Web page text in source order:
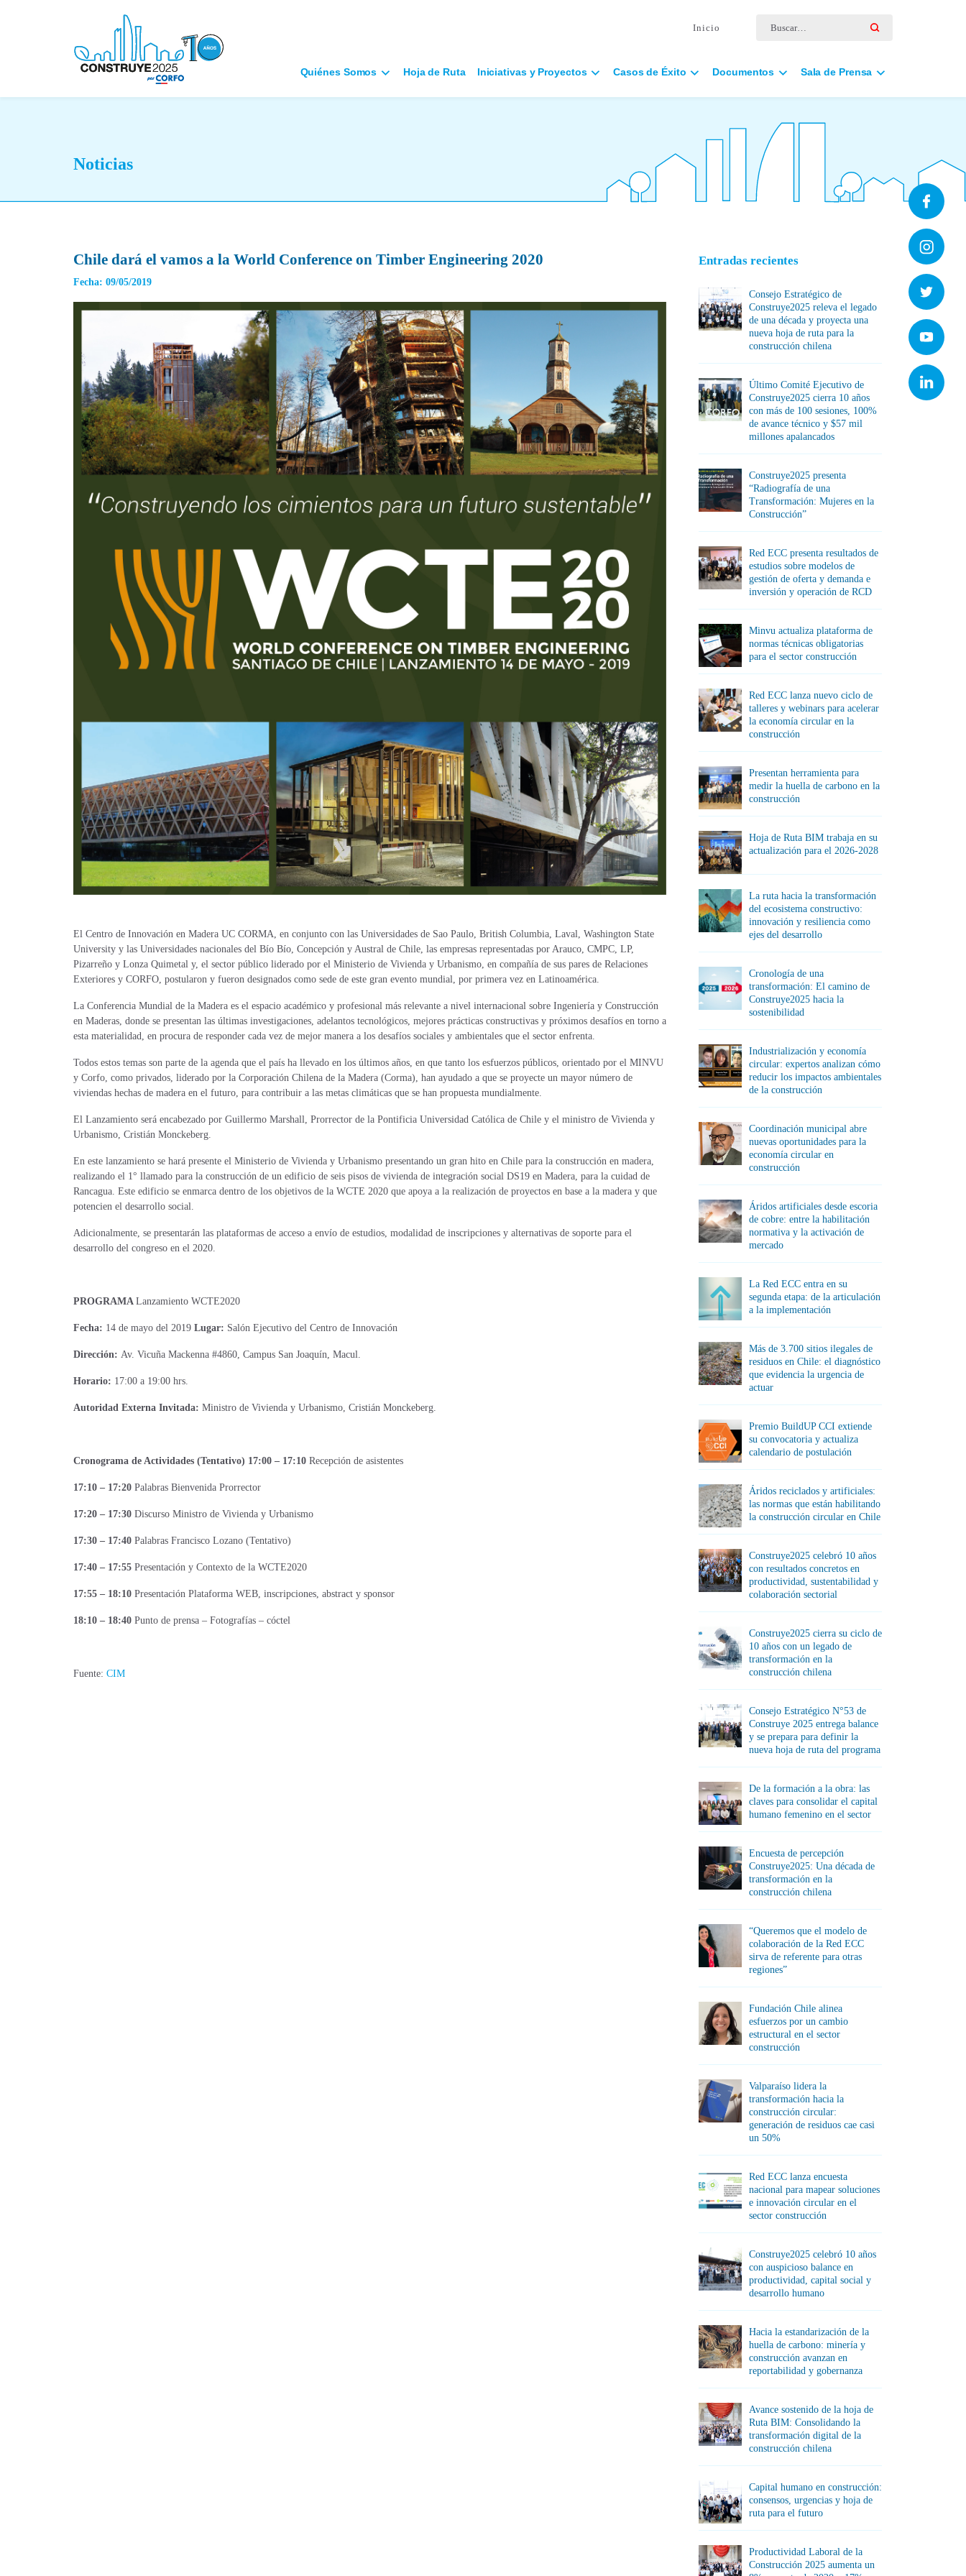
Buscar por:
Inicio
Quiénes Somos Hoja de Ruta Iniciativas y Proyectos Casos de Éxito Documentos Sala de Prensa
Noticias
Chile dará el vamos a la World Conference on Timber Engineering 2020
Fecha: 09/05/2019
El Centro de Innovación en Madera UC CORMA, en conjunto con las Universidades de Sao Paulo, British Columbia, Laval, Washington State
University y las Universidades nacionales del Bío Bío, Concepción y Austral de Chile, las empresas representadas por Arauco, CMPC, LP,
Pizarreño y Lonza Quimetal y, el sector público liderado por el Ministerio de Vivienda y Urbanismo, en compañía de sus pares de Relaciones
Exteriores y CORFO, postularon y fueron designados como sede de este gran evento mundial, por primera vez en Latinoamérica.
La Conferencia Mundial de la Madera es el espacio académico y profesional más relevante a nivel internacional sobre Ingeniería y Construcción
en Maderas, donde se presentan las últimas investigaciones, adelantos tecnológicos, mejores prácticas constructivas y próximos desafíos en torno a
esta materialidad, en procura de responder cada vez de mejor manera a los desafíos sociales y ambientales que el sector enfrenta.
Todos estos temas son parte de la agenda que el país ha llevado en los últimos años, en que tanto los esfuerzos públicos, orientado por el MINVU
y Corfo, como privados, liderado por la Corporación Chilena de la Madera (Corma), han ayudado a que se proyecte un mayor número de
viviendas hechas de madera en el futuro, para contribuir a las metas climáticas que se han propuesta mundialmente.
El Lanzamiento será encabezado por Guillermo Marshall, Prorrector de la Pontificia Universidad Católica de Chile y el ministro de Vivienda y
Urbanismo, Cristián Monckeberg.
En este lanzamiento se hará presente el Ministerio de Vivienda y Urbanismo presentando un gran hito en Chile para la construcción en madera,
realizando el 1° llamado para la construcción de un edificio de seis pisos de vivienda de integración social DS19 en Madera, para la cuidad de
Rancagua. Este edificio se enmarca dentro de los objetivos de la WCTE 2020 que apoya a la realización de proyectos en base a la madera y que
potencien el desarrollo social.
Adicionalmente, se presentarán las plataformas de acceso a envío de estudios, modalidad de inscripciones y alternativas de soporte para el
desarrollo del congreso en el 2020.
PROGRAMA Lanzamiento WCTE2020
Fecha: 14 de mayo del 2019 Lugar: Salón Ejecutivo del Centro de Innovación
Dirección: Av. Vicuña Mackenna #4860, Campus San Joaquín, Macul.
Horario: 17:00 a 19:00 hrs.
Autoridad Externa Invitada: Ministro de Vivienda y Urbanismo, Cristián Monckeberg.
Cronograma de Actividades (Tentativo) 17:00 – 17:10 Recepción de asistentes
17:10 – 17:20 Palabras Bienvenida Prorrector
17:20 – 17:30 Discurso Ministro de Vivienda y Urbanismo
17:30 – 17:40 Palabras Francisco Lozano (Tentativo)
17:40 – 17:55 Presentación y Contexto de la WCTE2020
17:55 – 18:10 Presentación Plataforma WEB, inscripciones, abstract y sponsor
18:10 – 18:40 Punto de prensa – Fotografías – cóctel
Fuente: CIM
Entradas recientes
Consejo Estratégico de
Construye2025 releva el legado
de una década y proyecta una
nueva hoja de ruta para la
construcción chilena
Último Comité Ejecutivo de
Construye2025 cierra 10 años
con más de 100 sesiones, 100%
de avance técnico y $57 mil
millones apalancados
Construye2025 presenta
“Radiografía de una
Transformación: Mujeres en la
Construcción”
Red ECC presenta resultados de
estudios sobre modelos de
gestión de oferta y demanda e
inversión y operación de RCD
Minvu actualiza plataforma de
normas técnicas obligatorias
para el sector construcción
Red ECC lanza nuevo ciclo de
talleres y webinars para acelerar
la economía circular en la
construcción
Presentan herramienta para
medir la huella de carbono en la
construcción
Hoja de Ruta BIM trabaja en su
actualización para el 2026-2028
La ruta hacia la transformación
del ecosistema constructivo:
innovación y resiliencia como
ejes del desarrollo
Cronología de una
transformación: El camino de
Construye2025 hacia la
sostenibilidad
Industrialización y economía
circular: expertos analizan cómo
reducir los impactos ambientales
de la construcción
Coordinación municipal abre
nuevas oportunidades para la
economía circular en
construcción
Áridos artificiales desde escoria
de cobre: entre la habilitación
normativa y la activación de
mercado
La Red ECC entra en su
segunda etapa: de la articulación
a la implementación
Más de 3.700 sitios ilegales de
residuos en Chile: el diagnóstico
que evidencia la urgencia de
actuar
Premio BuildUP CCI extiende
su convocatoria y actualiza
calendario de postulación
Áridos reciclados y artificiales:
las normas que están habilitando
la construcción circular en Chile
Construye2025 celebró 10 años
con resultados concretos en
productividad, sustentabilidad y
colaboración sectorial
Construye2025 cierra su ciclo de
10 años con un legado de
transformación en la
construcción chilena
Consejo Estratégico N°53 de
Construye 2025 entrega balance
y se prepara para definir la
nueva hoja de ruta del programa
De la formación a la obra: las
claves para consolidar el capital
humano femenino en el sector
Encuesta de percepción
Construye2025: Una década de
transformación en la
construcción chilena
“Queremos que el modelo de
colaboración de la Red ECC
sirva de referente para otras
regiones”
Fundación Chile alinea
esfuerzos por un cambio
estructural en el sector
construcción
Valparaíso lidera la
transformación hacia la
construcción circular:
generación de residuos cae casi
un 50%
Red ECC lanza encuesta
nacional para mapear soluciones
e innovación circular en el
sector construcción
Construye2025 celebró 10 años
con auspicioso balance en
productividad, capital social y
desarrollo humano
Hacia la estandarización de la
huella de carbono: minería y
construcción avanzan en
reportabilidad y gobernanza
Avance sostenido de la hoja de
Ruta BIM: Consolidando la
transformación digital de la
construcción chilena
Capital humano en construcción:
consensos, urgencias y hoja de
ruta para el futuro
Productividad Laboral de la
Construcción 2025 aumenta un